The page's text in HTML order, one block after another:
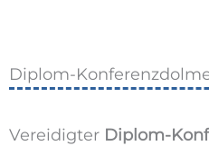
Diplom-
Vereidigter Diplom-